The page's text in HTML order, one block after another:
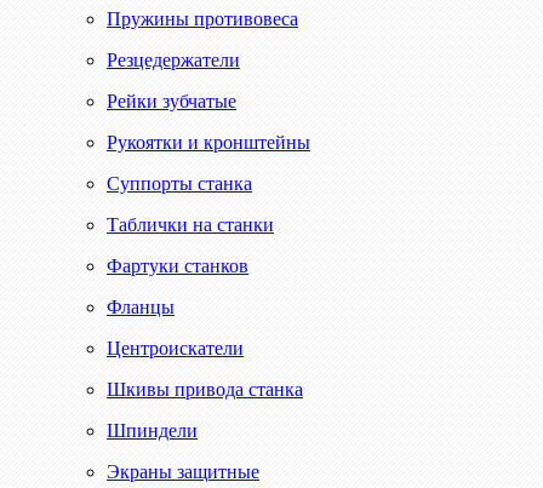
Пружины противовеса
Резцедержатели
Рейки зубчатые
Рукоятки и кронштейны
Суппорты станка
Таблички на станки
Фартуки станков
Фланцы
Центроискатели
Шкивы привода станка
Шпиндели
Экраны защитные